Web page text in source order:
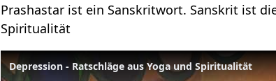
Prashastar ist ein Sanskritwort. Sanskrit ist
Spiritualität
Depression - Ratschläge aus Yoga und Spiritualität